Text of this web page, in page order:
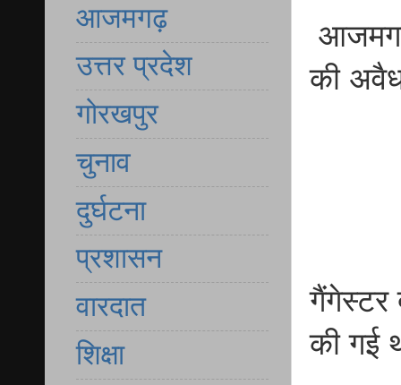
की अवैध
गैंगेस्टर
की गई
आजमगढ़
उत्तर प्रदेश
गोरखपुर
चुनाव
दुर्घटना
प्रशासन
वारदात
शिक्षा